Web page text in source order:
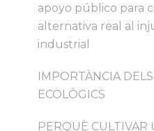
apoyo público para
alternativa real al
industrial
IMPORTÀNCIA
ECOLÒGICS
PERQUÈ CULTIVAR